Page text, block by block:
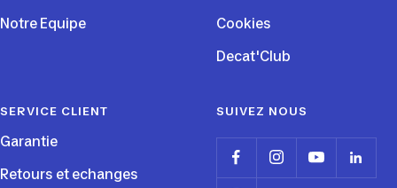
Notre Equipe
Cookies
Decat'Club
SERVICE CLIENT
Garantie
Retours et echanges
SUIVEZ NOUS